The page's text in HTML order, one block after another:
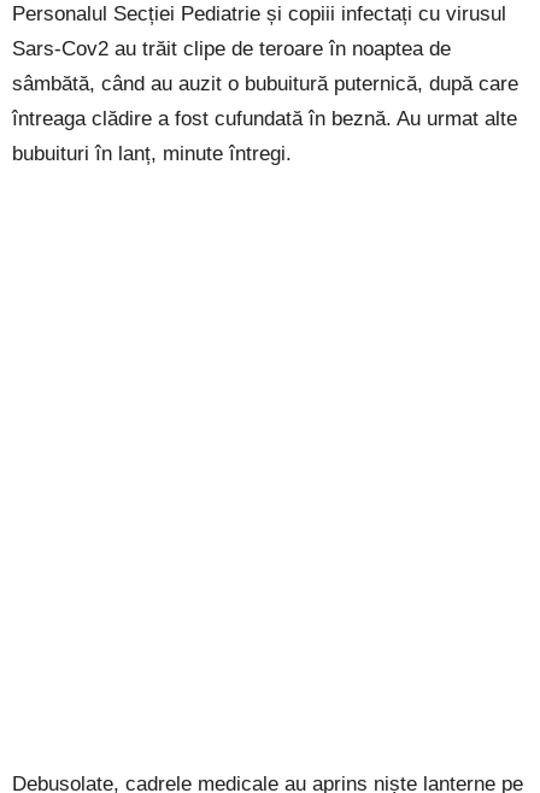
Personalul Secției Pediatrie și copiii infectați cu virusul
Sars-Cov2 au trăit clipe de teroare în noaptea de
sâmbătă, când au auzit o bubuitură puternică, după care
întreaga clădire a fost cufundată în beznă. Au urmat alte
bubuituri în lanț, minute întregi.
Debusolate, cadrele medicale au aprins niște lanterne pe